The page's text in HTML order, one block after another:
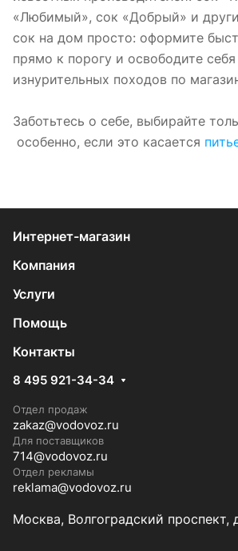
«Любимый», сок «Добрый» и
сок на дом просто: оформите
прямо к порогу и освободите себя
изнурительных походов по
Заботьтесь о себе, выбирайте
особенно, если это касается
Интернет-магазин
Компания
Услуги
Помощь
Контакты
8 495 921-34-34
Отдел продаж
zakaz@vodovoz.ru
Для поставщиков
714@vodovoz.ru
Отдел рекламы
reklama@vodovoz.ru
Москва, Волгоградский проспект,